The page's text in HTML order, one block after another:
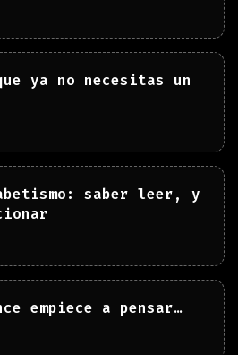
ya no necesitas un
saber leer, y
empiece a pensar…